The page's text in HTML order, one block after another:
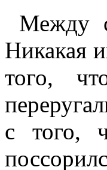
Между
Никакая
того,
с того,